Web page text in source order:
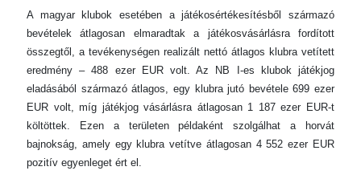
A magyar klubok esetében a játékosértékesítésből származó
bevételek átlagosan elmaradtak a játékosvásárlásra fordított
összegtől, a tevékenységen realizált nettó átlagos klubra vetített
eredmény – 488 ezer EUR volt. Az NB I-es klubok játékjog
eladásából származó átlagos, egy klubra jutó bevétele 699 ezer
EUR volt, míg játékjog vásárlásra átlagosan 1 187 ezer EUR-t
költöttek. Ezen a területen példaként szolgálhat a horvát
bajnokság, amely egy klubra vetítve átlagosan 4 552 ezer EUR
pozitív egyenleget ért el.